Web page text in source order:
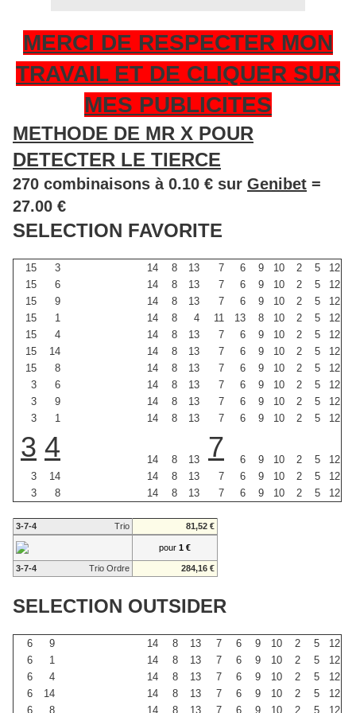
MERCI DE RESPECTER MON
TRAVAIL ET DE CLIQUER SUR
MES PUBLICITES
METHODE DE MR X POUR
DETECTER LE TIERCE
270 combinaisons à 0.10 € sur Genibet =
27.00 €
SELECTION FAVORITE
15 3 14 8 13 7 6 9 10 2 5
12
15
6 14 8 13 7 6 9 10 2 5
12
15
9 14 8 13 7 6 9 10 2 5
12
15
1 14 8 4 11 13 8 10 2 5
12
15
4 14 8 13 7 6 9 10 2 5
12
15
14 14 8 13 7 6 9 10 2 5
12
15
8 14 8 13 7 6 9 10 2 5
12
3
6 14 8 13 7 6 9 10 2 5
12
3
9 14 8 13 7 6 9 10 2 5
12
3
1 14 8 13 7 6 9 10 2 5 12
3 4 14 8 13 7 6 9 10 2 5
12
3
14 14 8 13 7 6 9 10 2 5
12
3
8 14 8 13 7 6 9 10 2 5 12
3-7-4 Trio 81,52 €
pour 1 €
3-7-4 Trio Ordre 284,16 €
SELECTION OUTSIDER
6 9 14 8 13 7 6 9 10 2 5
12
6
1 14 8 13 7 6 9 10 2 5
12
6
4 14 8 13 7 6 9 10 2 5
12
6
14 14 8 13 7 6 9 10 2 5
12
6
8 14 8 13 7 6 9 10 2 5 12